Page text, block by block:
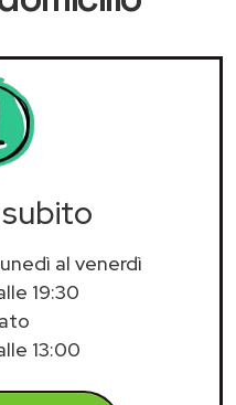
al venerdì
19:30
13:00